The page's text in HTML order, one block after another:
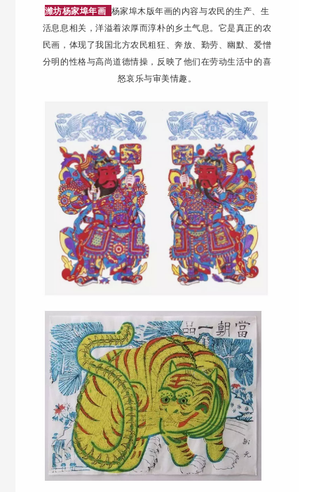
潍坊杨家埠年画 杨家埠木版年画的内容与农民的生产、生
活息息相关，洋溢着浓厚而淳朴的乡土气息。 它是真正的农
民画，体现了我国北方农民粗狂、奔放、勤劳、幽默、爱憎
分明的性格与高尚道德情操，反映了他们在劳动生活中的喜
怒哀乐与审美情趣。